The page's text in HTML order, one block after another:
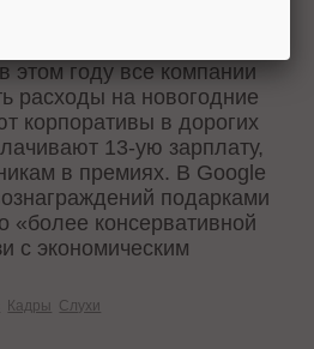
этом году все компании
расходы на новогодние
корпоративы в дорогих
13-ую зарплату,
в премиях. В Google
подарками
«более консервативной
с экономическим
Кадры Слухи